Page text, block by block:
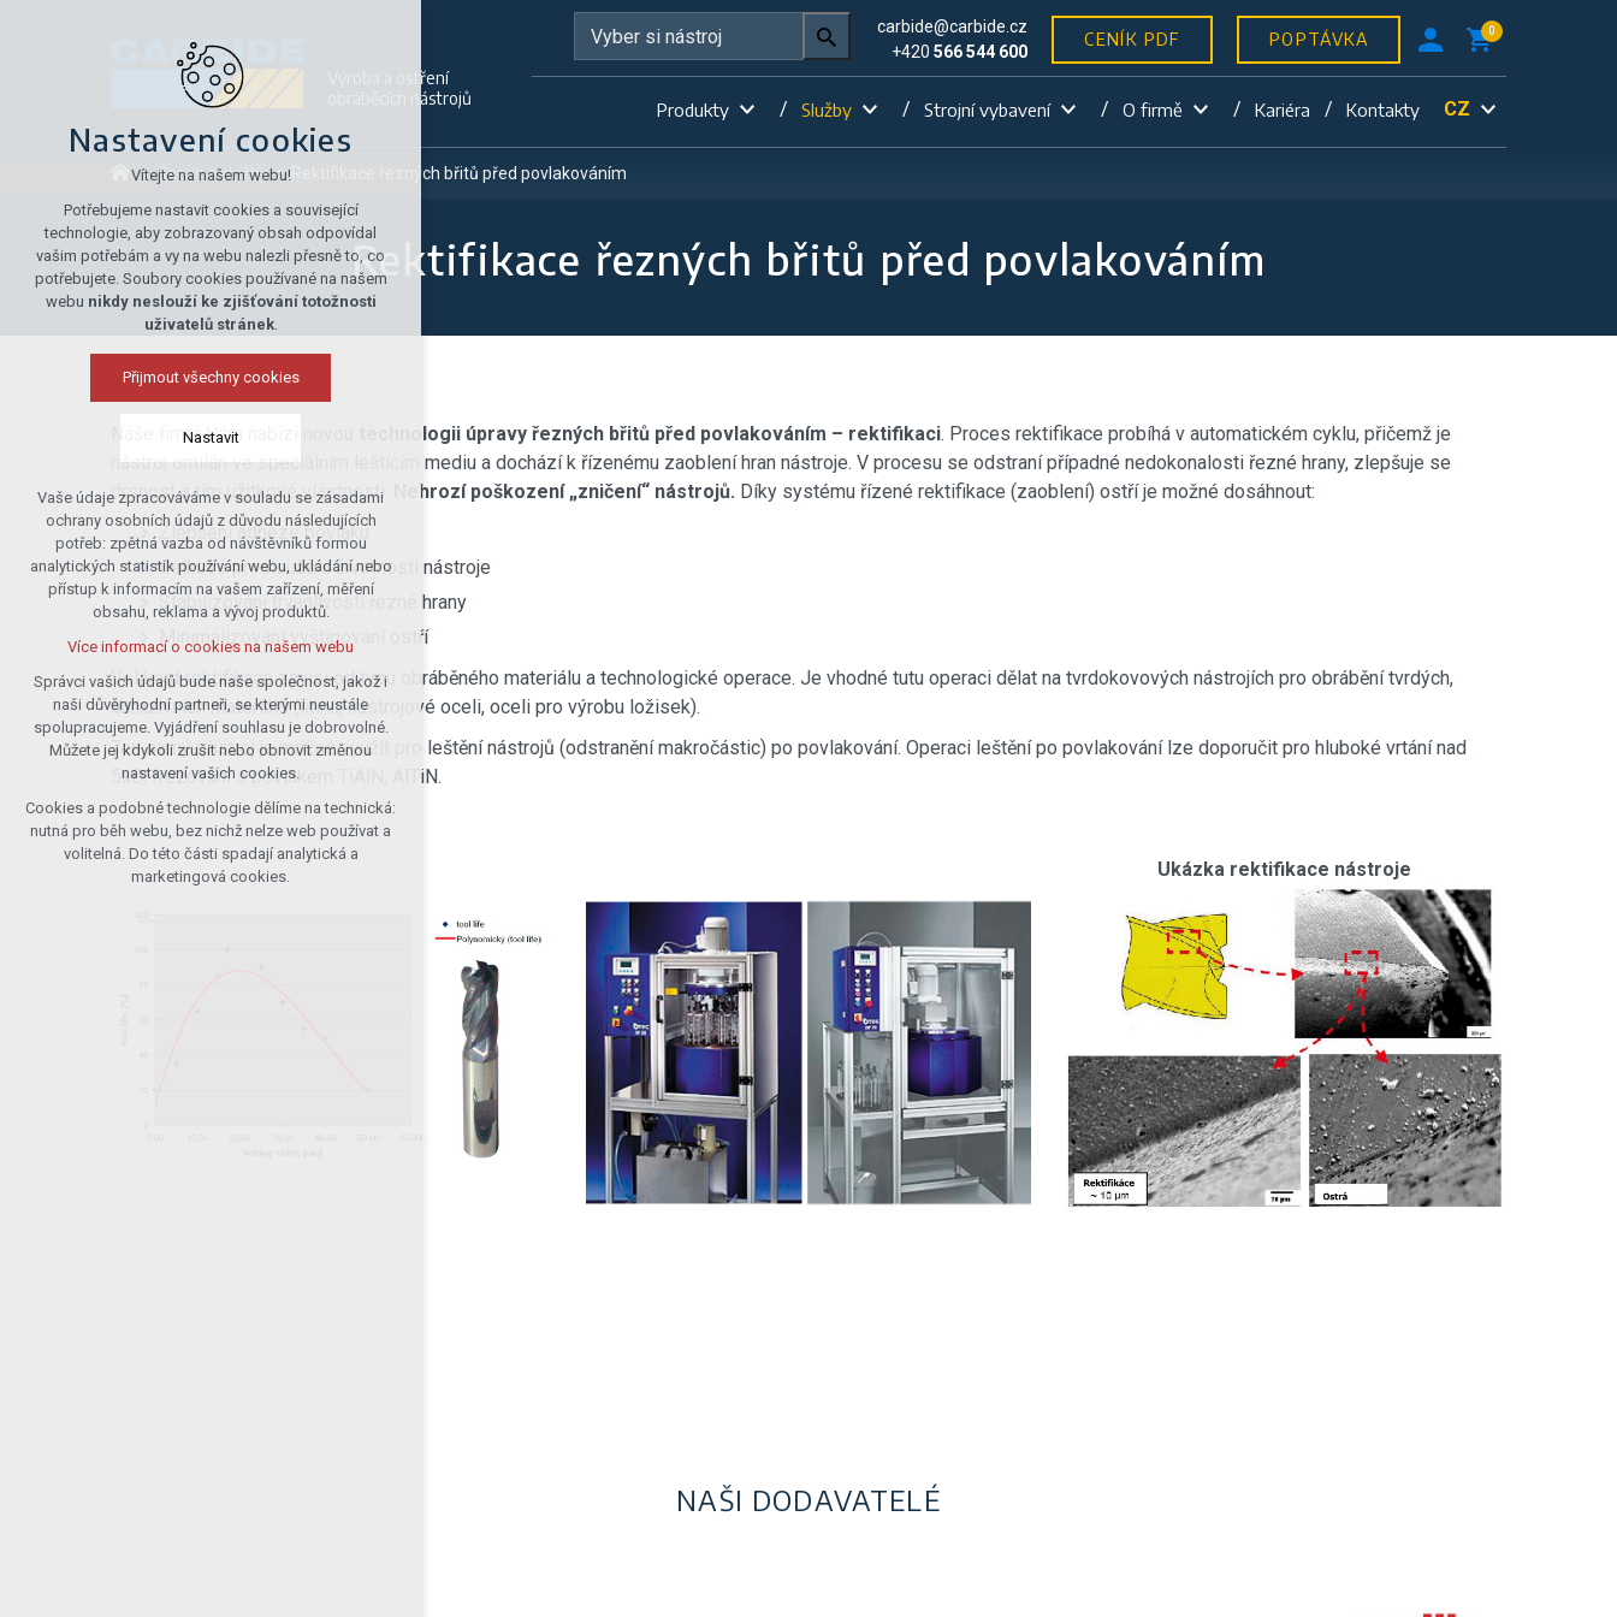
Výroba a ostření
obráběcích nástrojů
carbide@carbide.cz
+420566 544 600
CENÍK PDF POPTÁVKA 0
Produkty Služby Strojní vybavení O firmě Kariéra Kontakty CZ
Servis a služby Rektifikace řezných břitů před povlakováním
Rektifikace řezných břitů před povlakováním
Naše firma Vám nabízí novou technologii úpravy řezných břitů před povlakováním – rektifikaci. Proces rektifikace probíhá v automatickém cyklu, přičemž je
nástroj omílán ve speciálním leštícím mediu a dochází k řízenému zaoblení hran nástroje. V procesu se odstraní případné nedokonalosti řezné hrany, zlepšuje se
drsnost a tím užitkové vlastnosti.
Nehrozí poškození „zničení“ nástrojů. Díky systému řízené rektifikace (zaoblení) ostří je možné dosáhnout:
Zlepšení adheze povlaku
Celkové prodloužení životnosti nástroje
Stabilizování trvanlivosti řezné hrany
Minimalizování vyštípování ostří
Velikost rektifikace závisí od typu obráběného materiálu a technologické operace. Je vhodné tutu operaci dělat na tvrdokovových nástrojích pro obrábění tvrdých,
abrazivních materiálů (litina, nástrojové oceli, oceli pro výrobu ložisek).
Ten samý přístroj je možné využít pro leštění nástrojů (odstranění makročástic) po povlakování. Operaci leštění po povlakování lze doporučit pro hluboké vrtání nad
5xD, frézování s povlakem TiAlN, AlTiN.
Ukázka rektifikace nástroje
NAŠI DODAVATELÉ
Nastavení cookies
Vítejte na našem webu!
Potřebujeme nastavit cookies a související
technologie, aby zobrazovaný obsah odpovídal
vašim potřebám a vy na webu nalezli přesně to, co
potřebujete. Soubory cookies používané na našem
webu nikdy neslouží ke zjišťování totožnosti
uživatelů stránek.
Přijmout všechny cookies
Nastavit
Technická cookies
nutná pro provozování webu
udržení kontextu stránek (session):
případná přihlášení, volby jazyka, apod.
Volitelná cookies
analytická pro anonymizované
vyhodnocení návštěvnosti
marketingová cookies (Google)
Více informací o cookies na našem webu
Přijmout všechny cookies
Odmítnout vše
Vaše údaje zpracováváme v souladu se zásadami
ochrany osobních údajů z důvodu následujících
potřeb: zpětná vazba od návštěvníků formou
analytických statistik používání webu, ukládání nebo
přístup k informacím na vašem zařízení, měření
obsahu, reklama a vývoj produktů.
Více informací o cookies na našem webu
Správci vašich údajů bude naše společnost, jakož i
naši důvěryhodní partneři, se kterými neustále
spolupracujeme. Vyjádření souhlasu je dobrovolné.
Můžete jej kdykoli zrušit nebo obnovit změnou
nastavení vašich cookies.
Cookies a podobné technologie dělíme na technická:
nutná pro běh webu, bez nichž nelze web používat a
volitelná. Do této části spadají analytická a
marketingová cookies.